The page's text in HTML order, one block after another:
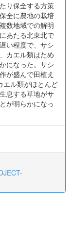
り保全する方策
全に農地の栽培
数地域での解明
あたる北東北で
い程度で、サシ
カエル類はため
になった。サシ
が盛んで田植え
エル類がほとんど
息する草地がサ
が明らかになっ